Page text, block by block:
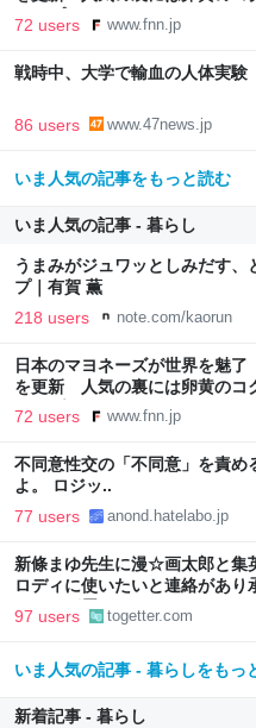
FNNプライムオンライン
72 users www.fnn.jp
戦時中、大学で輸血の人体実
86 users www.47news.jp
いま人気の記事をもっと読む
いま人気の記事 - 暮らし
うまみがジュワッとしみだす
プ｜有賀 薫
218 users note.com/kaorun
日本のマヨネーズが世界を魅
を更新 人気の裏には卵黄のコ
FNNプライムオンライン
72 users www.fnn.jp
不同意性交の「不同意」を責め
よ。 ロジッ..
77 users anond.hatelabo.jp
新條まゆ先生に漫☆画太郎と集
ロディに使いたいと連絡があ
いものが届いた
97 users togetter.com
いま人気の記事 - 暮らしをもっ
新着記事 - 暮らし